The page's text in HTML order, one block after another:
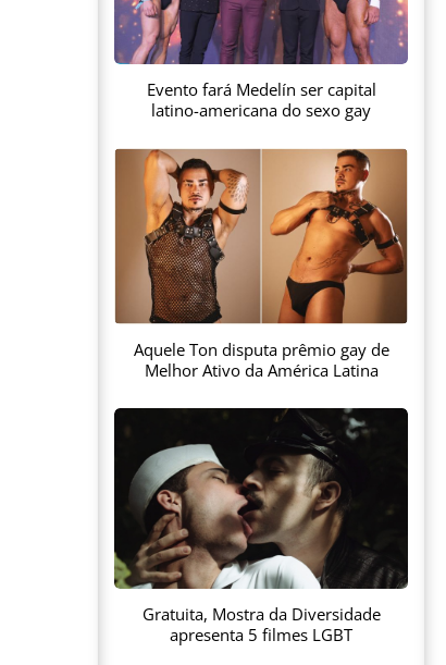
Evento fará Medelín ser capital
latino-americana do sexo gay
Aquele Ton disputa prêmio gay de
Melhor Ativo da América Latina
Gratuita, Mostra da Diversidade
apresenta 5 filmes LGBT